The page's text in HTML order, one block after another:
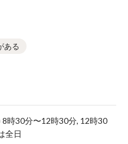
ある
時30分〜12時30分, 12時30
全日